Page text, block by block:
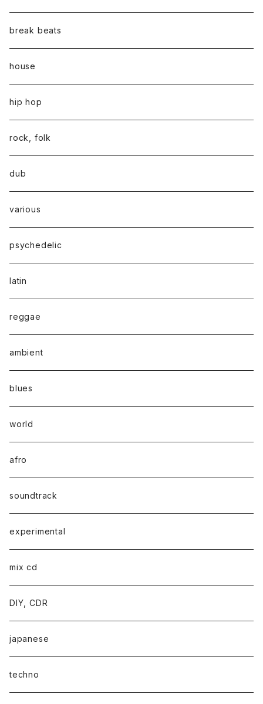
break beats
house
hip hop
rock, folk
dub
various
psychedelic
latin
reggae
ambient
blues
world
afro
soundtrack
experimental
mix cd
DIY, CDR
japanese
techno